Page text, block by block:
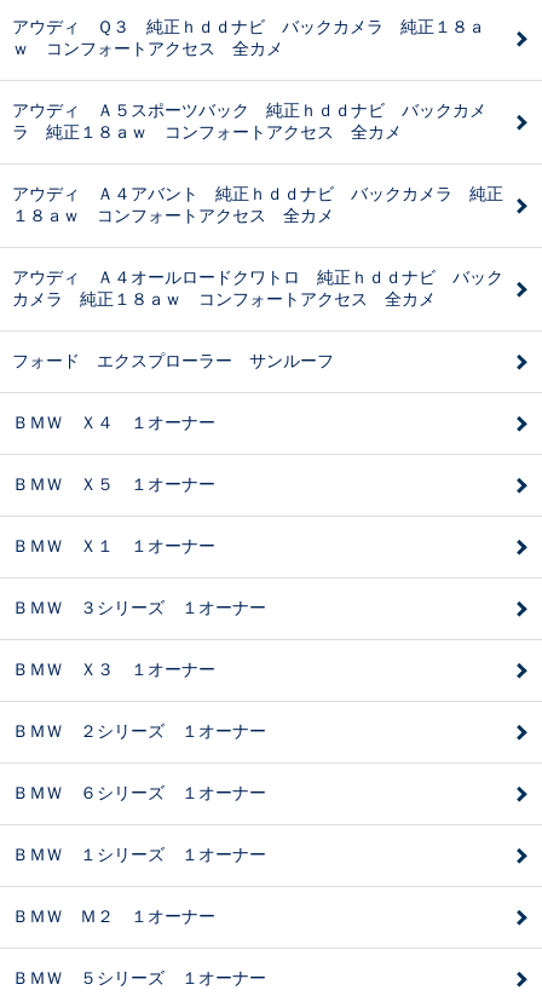
アウディ Ｑ３ 純正ｈｄｄナビ バックカメラ 純正１８ａ
ｗ コンフォートアクセス 全カメ
アウディ Ａ５スポーツバック 純正ｈｄｄナビ バックカメ
ラ 純正１８ａｗ コンフォートアクセス 全カメ
アウディ Ａ４アバント 純正ｈｄｄナビ バックカメラ 純正
１８ａｗ コンフォートアクセス 全カメ
アウディ Ａ４オールロードクワトロ 純正ｈｄｄナビ バック
カメラ 純正１８ａｗ コンフォートアクセス 全カメ
フォード エクスプローラー サンルーフ
ＢＭＷ Ｘ４ １オーナー
ＢＭＷ Ｘ５ １オーナー
ＢＭＷ Ｘ１ １オーナー
ＢＭＷ ３シリーズ １オーナー
ＢＭＷ Ｘ３ １オーナー
ＢＭＷ ２シリーズ １オーナー
ＢＭＷ ６シリーズ １オーナー
ＢＭＷ １シリーズ １オーナー
ＢＭＷ Ｍ２ １オーナー
ＢＭＷ ５シリーズ １オーナー